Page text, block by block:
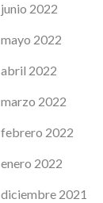
junio 2022
mayo 2022
abril 2022
marzo 2022
febrero 2022
enero 2022
diciembre 2021